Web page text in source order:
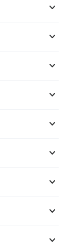
keyboard_arrow_down
keyboard_arrow_down
keyboard_arrow_down
keyboard_arrow_down
keyboard_arrow_down
keyboard_arrow_down
keyboard_arrow_down
keyboard_arrow_down
keyboard_arrow_down